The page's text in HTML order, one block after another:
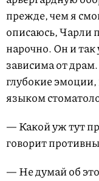
прежде, чем я
описаюсь, Чарли
нарочно. Он и так
зависима от
глубокие эмоции,
языком
— Какой уж тут
говорит
— Не думай об